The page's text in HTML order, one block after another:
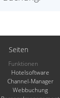
Seiten
Funktionen
Hotelsoftware
Channel-Manager
Webbuchung